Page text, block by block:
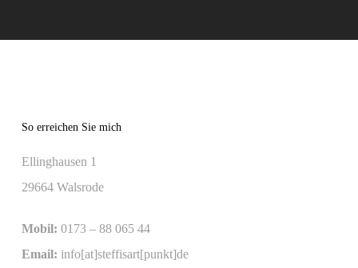
So erreichen Sie mich
Ellinghausen 1
29664 Walsrode
Mobil: 0173 – 88 065 44
Email: info[at]steffisart[punkt]de